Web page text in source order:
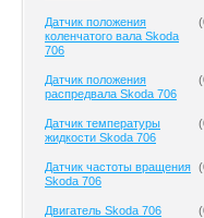
Датчик положения
коленчатого вала Skoda
706
(
Датчик положения
распредвала Skoda 706
(
Датчик температуры
жидкости Skoda 706
(
Датчик частоты вращения
Skoda 706
(
Двигатель Skoda 706 (